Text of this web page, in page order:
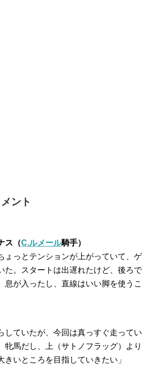
ント
ス（C.ルメール騎手）
ょっとテンションが上がっていて、ゲ
た。スタートは出遅れたけど、後ろで
息が入ったし、直線はいい脚を使うこ
していたが、今回は真っすぐ走ってい
牝馬だし、上（サトノフラッグ）より
きいところを目指していきたい」